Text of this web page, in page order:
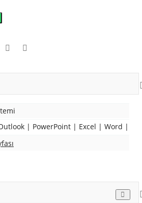
| PowerPoint | Excel | Word |